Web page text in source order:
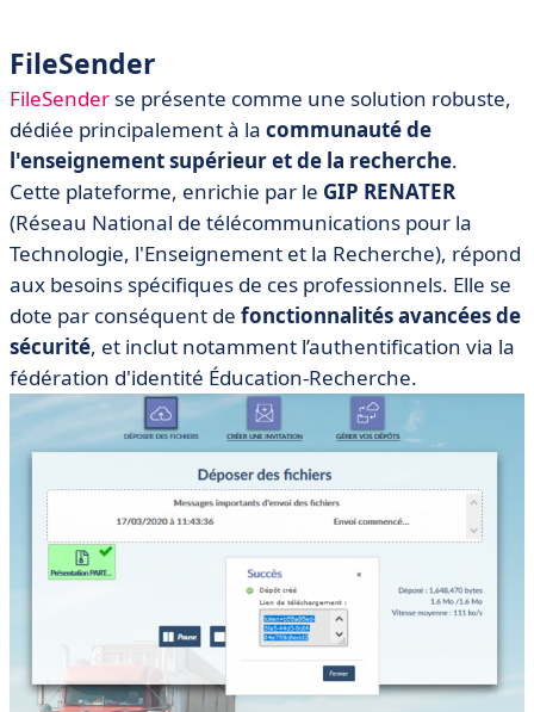
FileSender
FileSender se présente comme une solution robuste,
dédiée principalement à la communauté de
l'enseignement supérieur et de la recherche.
Cette plateforme, enrichie par le GIP RENATER
(Réseau National de télécommunications pour la
Technologie, l'Enseignement et la Recherche), répond
aux besoins spécifiques de ces professionnels. Elle se
dote par conséquent de fonctionnalités avancées de
sécurité, et inclut notamment l’authentification via la
fédération d'identité Éducation-Recherche.